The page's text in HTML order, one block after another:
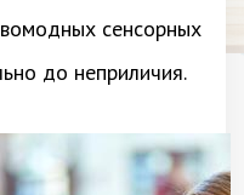
сенсорных
до неприличия.